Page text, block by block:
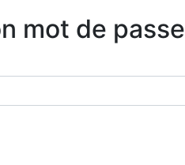
mot de passe